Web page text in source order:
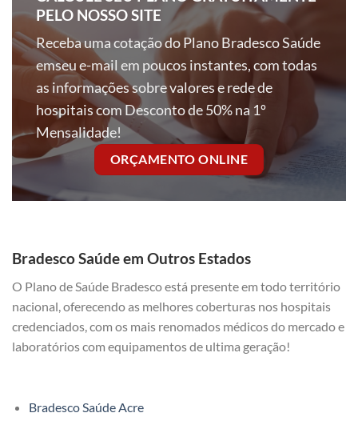
PELO NOSSO SITE
Receba uma cotação do Plano Bradesco Saúde
emseu e-mail em poucos instantes, com todas
as informações sobre valores e rede de
hospitais com Desconto de 50% na 1º
Mensalidade!
ORÇAMENTO ONLINE
Bradesco Saúde em Outros Estados
O Plano de Saúde Bradesco está presente em todo território
nacional, oferecendo as melhores coberturas nos hospitais
credenciados, com os mais renomados médicos do mercado e
laboratórios com equipamentos de ultima geração!
Bradesco Saúde Acre